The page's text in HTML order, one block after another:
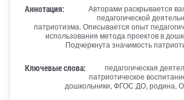
Аннотация:
Авторами раскрывается
педагогической
патриотизма. Описывается опыт
использования метода проектов в
Подчеркнута значимость
Ключевые слова:
педагогическая
патриотическое
дошкольники, ФГОС ДО, родина,